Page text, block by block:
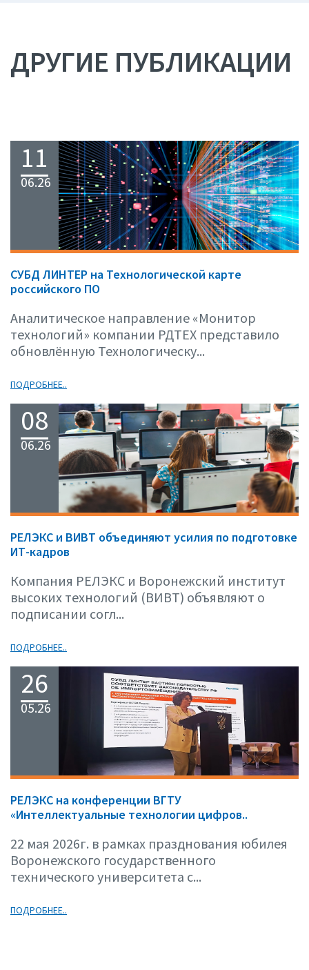
ДРУГИЕ ПУБЛИКАЦИИ
11
06.26
СУБД ЛИНТЕР на Технологической карте
российского ПО
Аналитическое направление «Монитор
технологий» компании РДТЕХ представило
обновлённую Технологическу...
ПОДРОБНЕЕ..
08
06.26
РЕЛЭКС и ВИВТ объединяют усилия по подготовке
ИТ-кадров
Компания РЕЛЭКС и Воронежский институт
высоких технологий (ВИВТ) объявляют о
подписании согл...
ПОДРОБНЕЕ..
26
05.26
РЕЛЭКС на конференции ВГТУ
«Интеллектуальные технологии цифров..
22 мая 2026г. в рамках празднования юбилея
Воронежского государственного
технического университета с...
ПОДРОБНЕЕ..